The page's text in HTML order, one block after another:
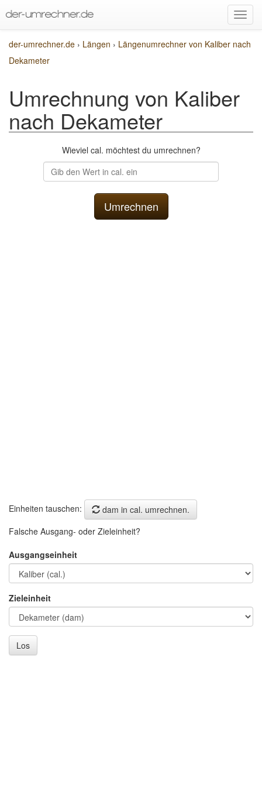
der-umrechner.de › Längen › Längenumrechner von Kaliber nach
Dekameter
Umrechnung von Kaliber
nach Dekameter
Wieviel cal. möchtest du umrechnen?
Einheiten tauschen:
dam in cal. umrechnen.
Falsche Ausgang- oder Zieleinheit?
Ausgangseinheit
Zieleinheit
Los